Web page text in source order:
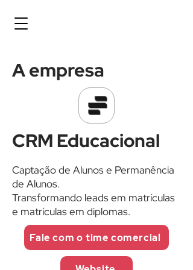
A empresa
CRM Educacional
Captação de Alunos e Permanência
de Alunos.
Transformando leads em matrículas
e matrículas em diplomas.
Fale com o time comercial